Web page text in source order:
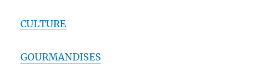
CULTURE
GOURMANDISES